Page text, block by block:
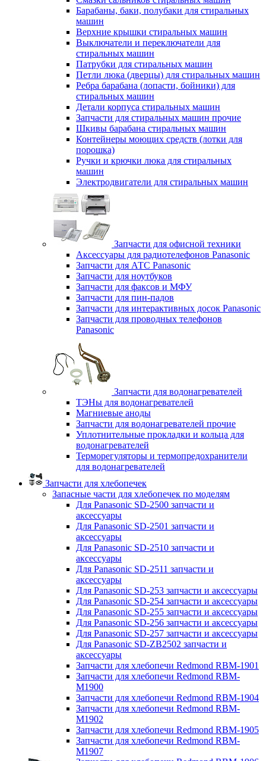
Барабаны, баки, полубаки для стиральных
машин
Верхние крышки стиральных машин
Выключатели и переключатели для
стиральных машин
Патрубки для стиральных машин
Петли люка (дверцы) для стиральных машин
Ребра барабана (лопасти, бойники) для
стиральных машин
Детали корпуса стиральных машин
Запчасти для стиральных машин прочие
Шкивы барабана стиральных машин
Контейнеры моющих средств (лотки для
порошка)
Ручки и крючки люка для стиральных
машин
Электродвигатели для стиральных машин
Запчасти для офисной техники
Аксессуары для радиотелефонов Panasonic
Запчасти для АТС Panasonic
Запчасти для ноутбуков
Запчасти для факсов и МФУ
Запчасти для пин-падов
Запчасти для интерактивных досок Panasonic
Запчасти для проводных телефонов
Panasonic
Запчасти для водонагревателей
ТЭНы для водонагревателей
Магниевые аноды
Запчасти для водонагревателей прочие
Уплотнительные прокладки и кольца для
водонагревателей
Терморегуляторы и термопредохранители
для водонагревателей
Запчасти для хлебопечек
Запасные части для хлебопечек по моделям
Для Panasonic SD-2500 запчасти и
аксессуары
Для Panasonic SD-2501 запчасти и
аксессуары
Для Panasonic SD-2510 запчасти и
аксессуары
Для Panasonic SD-2511 запчасти и
аксессуары
Для Panasonic SD-253 запчасти и аксессуары
Для Panasonic SD-254 запчасти и аксессуары
Для Panasonic SD-255 запчасти и аксессуары
Для Panasonic SD-256 запчасти и аксессуары
Для Panasonic SD-257 запчасти и аксессуары
Для Panasonic SD-ZB2502 запчасти и
аксессуары
Запчасти для хлебопечи Redmond RBM-1901
Запчасти для хлебопечи Redmond RBM-
M1900
Запчасти для хлебопечи Redmond RBM-1904
Запчасти для хлебопечи Redmond RBM-
M1902
Запчасти для хлебопечи Redmond RBM-1905
Запчасти для хлебопечи Redmond RBM-
M1907